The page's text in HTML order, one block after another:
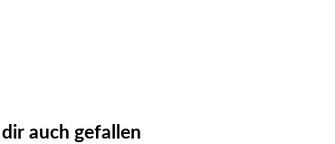
auch gefallen